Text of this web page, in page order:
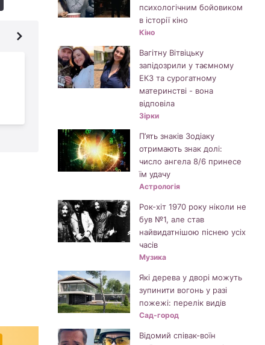
Marvel більше не
випускатиме комікси
в Росії
психологічним бойовиком
в історії кіно
Кіно
Вагітну Вітвіцьку
запідозрили у таємному
ЕКЗ та сурогатному
материнстві - вона
відповіла
Зірки
П’ять знаків Зодіаку
отримають знак долі:
число ангела 8/6 принесе
їм удачу
Астрологія
Рок-хіт 1970 року ніколи не
був №1, але став
найвидатнішою піснею усіх
часів
Музика
Які дерева у дворі можуть
зупинити вогонь у разі
пожежі: перелік видів
Сад-город
Відомий співак-воїн